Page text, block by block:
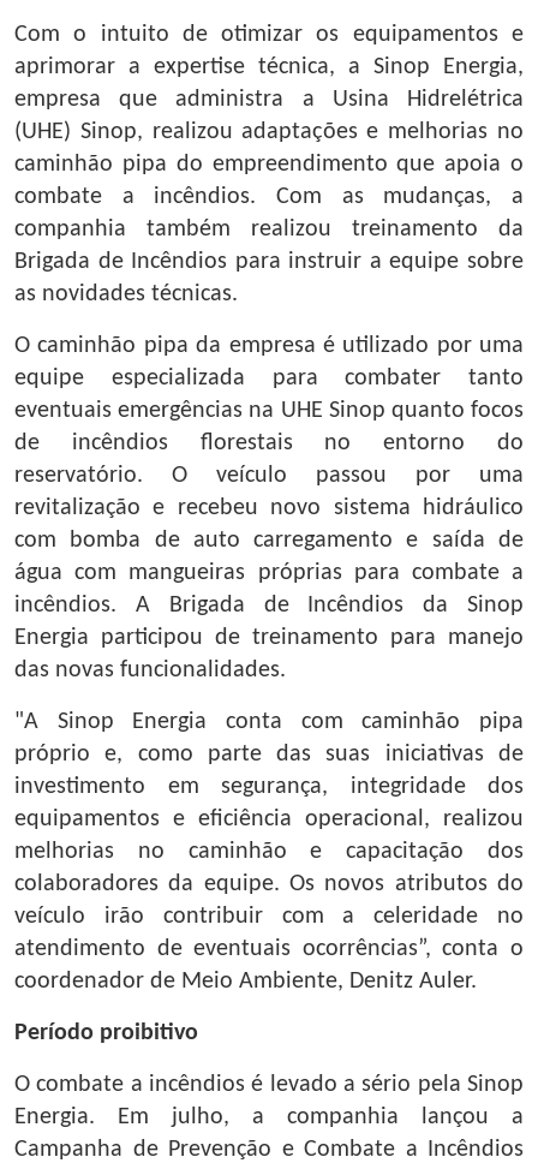
Com o intuito de otimizar os equipamentos e
aprimorar a expertise técnica, a Sinop Energia,
empresa que administra a Usina Hidrelétrica
(UHE) Sinop, realizou adaptações e melhorias no
caminhão pipa do empreendimento que apoia o
combate a incêndios. Com as mudanças, a
companhia também realizou treinamento da
Brigada de Incêndios para instruir a equipe sobre
as novidades técnicas.
O caminhão pipa da empresa é utilizado por uma
equipe especializada para combater tanto
eventuais emergências na UHE Sinop quanto focos
de incêndios florestais no entorno do
reservatório. O veículo passou por uma
revitalização e recebeu novo sistema hidráulico
com bomba de auto carregamento e saída de
água com mangueiras próprias para combate a
incêndios. A Brigada de Incêndios da Sinop
Energia participou de treinamento para manejo
das novas funcionalidades.
"A Sinop Energia conta com caminhão pipa
próprio e, como parte das suas iniciativas de
investimento em segurança, integridade dos
equipamentos e eficiência operacional, realizou
melhorias no caminhão e capacitação dos
colaboradores da equipe. Os novos atributos do
veículo irão contribuir com a celeridade no
atendimento de eventuais ocorrências”, conta o
coordenador de Meio Ambiente, Denitz Auler.
Período proibitivo
O combate a incêndios é levado a sério pela Sinop
Energia. Em julho, a companhia lançou a
Campanha de Prevenção e Combate a Incêndios